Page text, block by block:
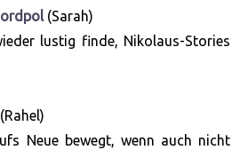
(Sarah)
lustig finde, Nikolaus-Stories
(Rahel)
Neue bewegt, wenn auch nicht